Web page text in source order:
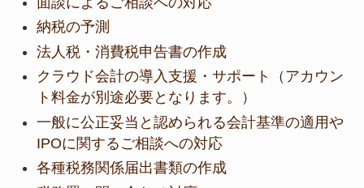
納税の予測
法人税・消費税申告書の作成
クラウド会計の導入支援・サポート（アカウン
ト料金が別途必要となります。）
一般に公正妥当と認められる会計基準の適用や
IPOに関するご相談への対応
各種税務関係届出書類の作成